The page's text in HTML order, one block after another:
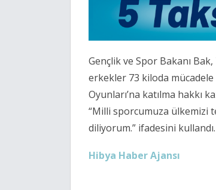
Gençlik ve Spor Bakanı
erkekler 73 kiloda mücadele
Oyunları’na katılma hakkı
“Milli sporcumuza ülkemizi
diliyorum.” ifadesini kullandı.
Hibya Haber Ajansı